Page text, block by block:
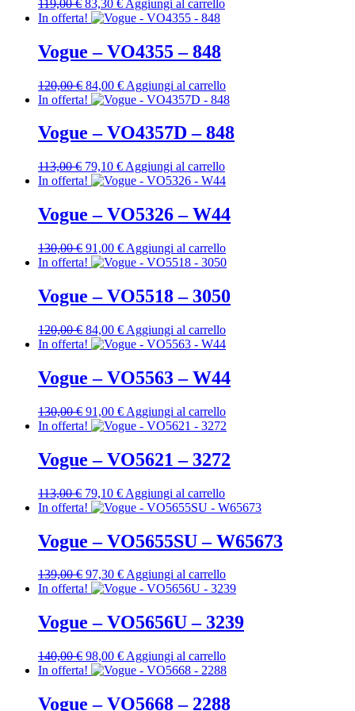
119,00€
prezzo
119,00 €.
83,30 €
prezzo
è:
83,30 €.
Aggiungi al carrello
In offerta!
Vogue – VO4355 – 848
120,00€ Il
prezzo
era:
120,00 €.
84,00 €Il
prezzo
è:
84,00 €.
Aggiungi al carrello
In offerta!
Vogue – VO4357D – 848
113,00€ Il
prezzo
113,00 €.
79,10 €Il
prezzo
è:
79,10 €.
Aggiungi al carrello
In offerta!
Vogue – VO5326 – W44
130,00€ Il
prezzo
130,00 €.
91,00 €Il
prezzo
è:
91,00 €.
Aggiungi al carrello
In offerta!
Vogue – VO5518 – 3050
120,00€ Il
prezzo
120,00 €.
84,00 €Il
prezzo
è:
84,00 €.
Aggiungi al carrello
In offerta!
Vogue – VO5563 – W44
130,00€ Il
prezzo
130,00 €.
91,00 €Il
prezzo
è:
91,00 €.
Aggiungi al carrello
In offerta!
Vogue – VO5621 – 3272
113,00€ Il
prezzo
113,00 €.
79,10 €Il
prezzo
è:
79,10 €.
Aggiungi al carrello
In offerta!
Vogue – VO5655SU – W65673
139,00€ Il
prezzo
era:
139,00 €.
97,30 €Il
prezzo
è:
97,30 €.
Aggiungi al carrello
In offerta!
Vogue – VO5656U – 3239
140,00€ Il
prezzo
98,00 €Il
prezzo
è:
Aggiungi al carrello
In offerta!
Vogue – VO5668 – 2288